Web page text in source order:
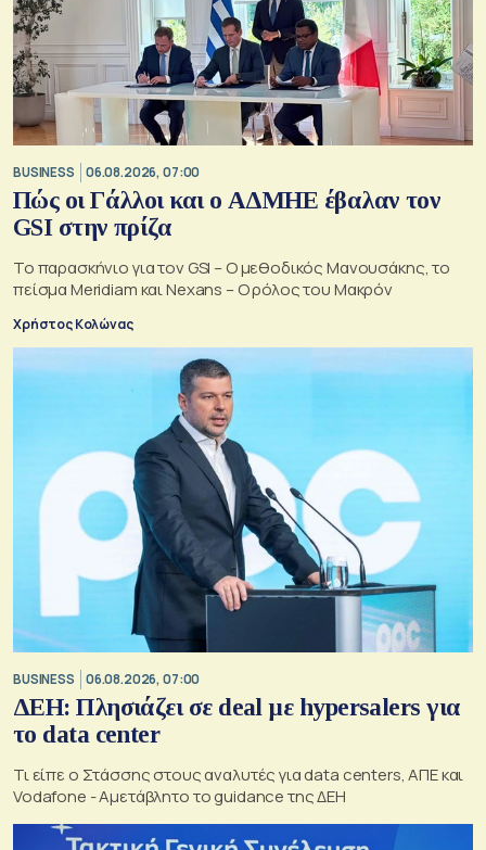
BUSINESS 06.08.2026, 07:00
Πώς οι Γάλλοι και ο ΑΔΜΗΕ έβαλαν τον
GSI στην πρίζα
Το παρασκήνιο για τον GSI – Ο μεθοδικός Μανουσάκης, το
πείσμα Meridiam και Nexans – Ο ρόλος του Μακρόν
Χρήστος Κολώνας
BUSINESS 06.08.2026, 07:00
ΔΕΗ: Πλησιάζει σε deal με hypersalers για
το data center
Τι είπε ο Στάσσης στους αναλυτές για data centers, ΑΠΕ και
Vodafone - Αμετάβλητο το guidance της ΔΕΗ